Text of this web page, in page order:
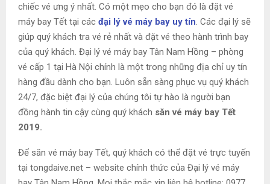
chiếc vé ưng ý nhất. Có một mẹo cho bạn đó là đặt vé
máy bay Tết tại các đại lý vé máy bay uy tín. Các đại lý sẽ
giúp quý khách tra vé rẻ nhất và đặt vé theo hành trình bay
của quý khách. Đại lý vé máy bay Tân Nam Hồng – phòng
vé cấp 1 tại Hà Nội chính là một trong những địa chỉ uy tín
hàng đầu dành cho bạn. Luôn sẵn sàng phục vụ quý khách
24/7, đặc biệt đại lý của chúng tôi tự hào là người bạn
đồng hành tin cậy cùng quý khách săn vé máy bay Tết
2019.
Để săn vé máy bay Tết, quý khách có thể đặt vé trực tuyến
tại tongdaive.net – website chính thức của Đại lý vé máy